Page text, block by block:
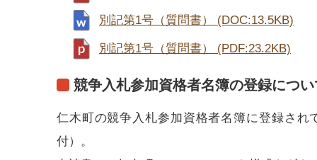
別記第1号（質問書） (DOC:13.5KB)
別記第1号（質問書） (PDF:23.2KB)
競争入札参加資格者名簿の登録につ
仁木町の競争入札参加資格者名簿に登録さ
付）。